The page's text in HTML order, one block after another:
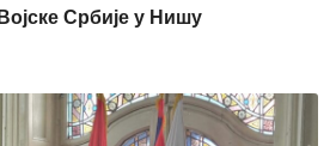
Србије у Нишу